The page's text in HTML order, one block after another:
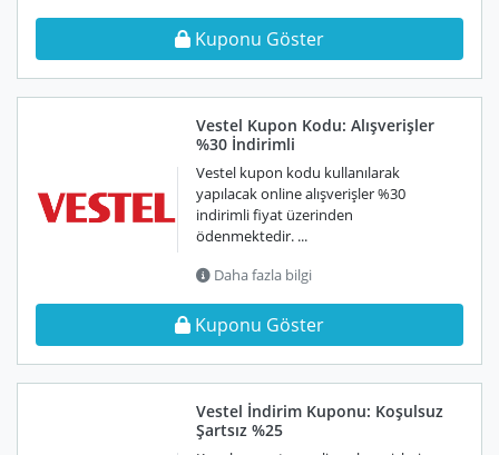
Kuponu Göster
Vestel Kupon Kodu: Alışverişler
%30 İndirimli
Vestel kupon kodu kullanılarak
yapılacak online alışverişler %30
indirimli fiyat üzerinden
ödenmektedir. ...
Daha fazla bilgi
Kuponu Göster
Vestel İndirim Kuponu: Koşulsuz
Şartsız %25